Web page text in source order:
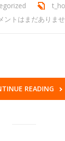
問合せ
ントはまだありま
READING